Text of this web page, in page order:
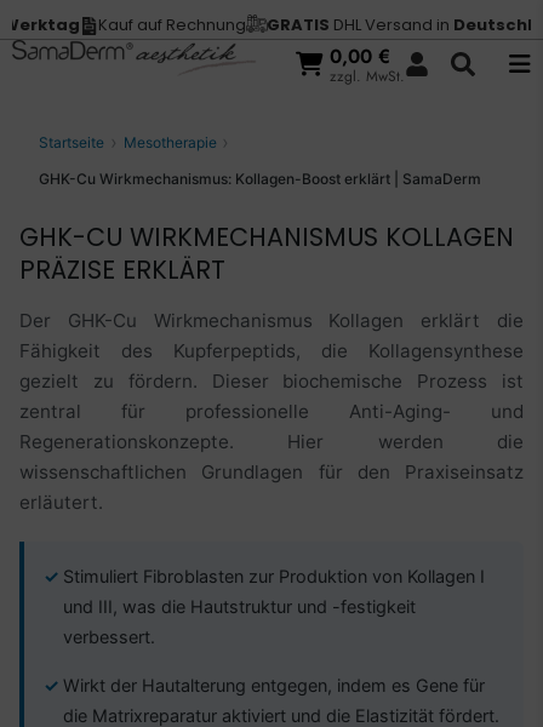
Kauf auf Rechnung GRATISDHL Versand inDeutschland Vor
0,00 €
zzgl. MwSt.
Startseite Mesotherapie
GHK-Cu Wirkmechanismus: Kollagen-Boost erklärt | SamaDerm
GHK-CU WIRKMECHANISMUS KOLLAGEN
PRÄZISE ERKLÄRT
Der GHK-Cu Wirkmechanismus Kollagen erklärt die
Fähigkeit des Kupferpeptids, die Kollagensynthese
gezielt zu fördern. Dieser biochemische Prozess ist
zentral für professionelle Anti-Aging- und
Regenerationskonzepte. Hier werden die
wissenschaftlichen Grundlagen für den Praxiseinsatz
erläutert.
Stimuliert Fibroblasten zur Produktion von Kollagen I
und III, was die Hautstruktur und -festigkeit
verbessert.
Wirkt der Hautalterung entgegen, indem es Gene für
die Matrixreparatur aktiviert und die Elastizität fördert.